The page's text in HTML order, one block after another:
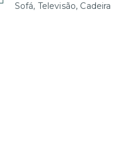
Sofá, Televisão, Cadeira